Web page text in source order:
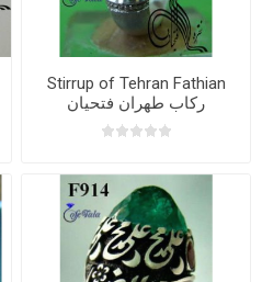
Stirrup of Tehran Fathian
رکاب طهران فتحیان